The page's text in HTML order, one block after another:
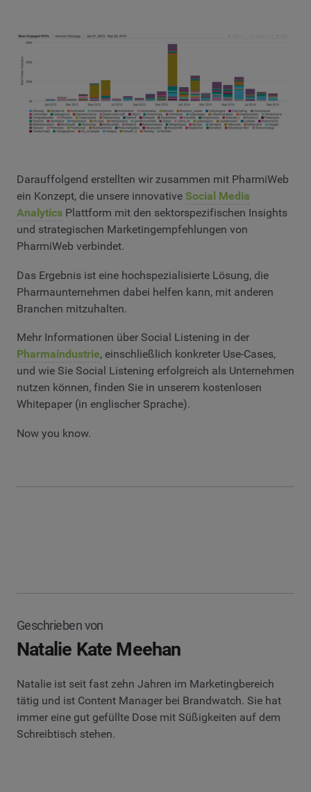
Darauffolgend erstellten wir zusammen mit PharmiWeb
ein Konzept, die unsere innovative Social Media
Analytics Plattform mit den sektorspezifischen Insights
und strategischen Marketingempfehlungen von
PharmiWeb verbindet.
Das Ergebnis ist eine hochspezialisierte Lösung, die
Pharmaunternehmen dabei helfen kann, mit anderen
Branchen mitzuhalten.
Mehr Informationen über Social Listening in der
Pharmaindustrie, einschließlich konkreter Use-Cases,
und wie Sie Social Listening erfolgreich als Unternehmen
nutzen können, finden Sie in unserem kostenlosen
Whitepaper (in englischer Sprache).
Now you know.
Geschrieben von
Natalie Kate Meehan
Natalie ist seit fast zehn Jahren im Marketingbereich
tätig und ist Content Manager bei Brandwatch. Sie hat
immer eine gut gefüllte Dose mit Süßigkeiten auf dem
Schreibtisch stehen.